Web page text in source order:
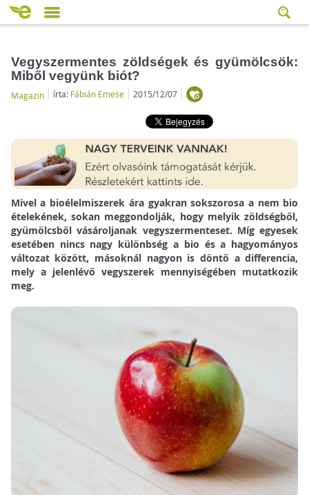
Vegyszermentes zöldségek és gyümölcsök:
Miből vegyünk biót?
Magazin írta: Fábián Emese 2015/12/07
Mivel a bioélelmiszerek ára gyakran sokszorosa a nem bio
ételekének, sokan meggondolják, hogy melyik zöldségből,
gyümölcsből vásároljanak vegyszermenteset. Míg egyesek
esetében nincs nagy különbség a bio és a hagyományos
változat között, másoknál nagyon is döntő a differencia,
mely a jelenlévő vegyszerek mennyiségében mutatkozik
meg.